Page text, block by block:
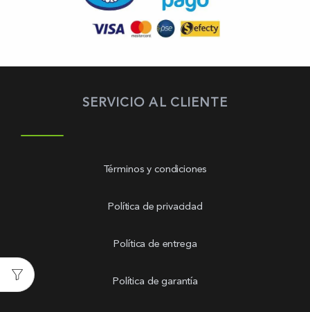
SERVICIO AL CLIENTE
Términos y condiciones
Política de privacidad
Política de entrega
Política de garantía